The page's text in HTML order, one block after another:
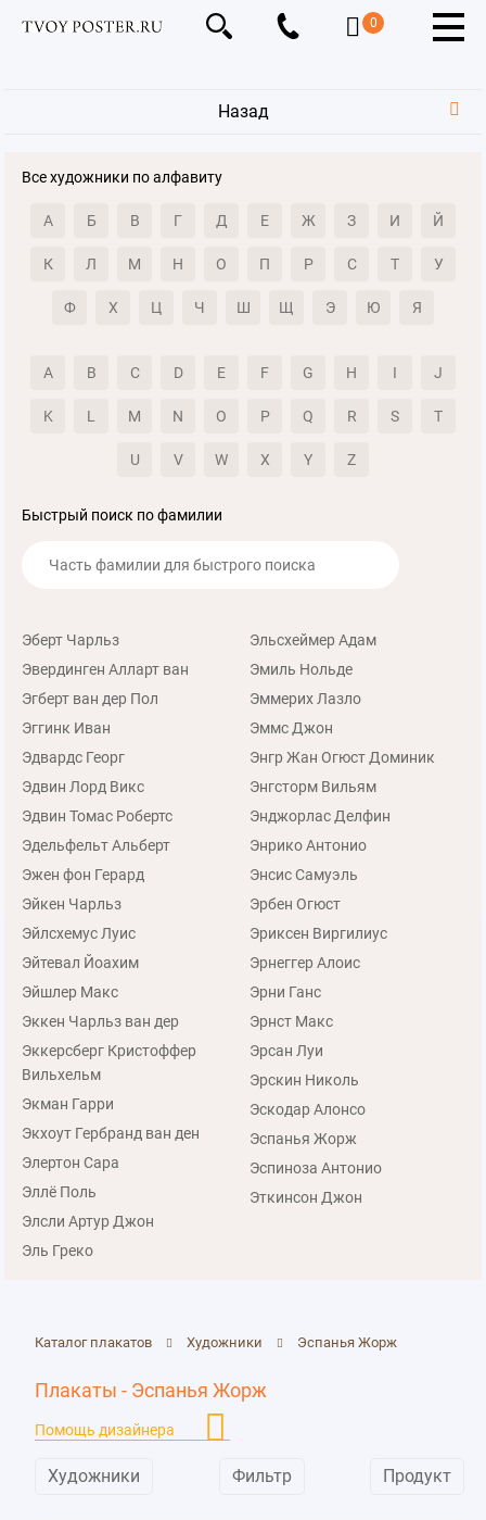
0
Назад
Все художники по алфавиту
А Б В Г Д Е Ж З И Й
К Л М Н О П Р С Т У
Ф Х Ц Ч Ш Щ Э Ю Я
A B C D E F G H I J
K L M N O P Q R S T
U V W X Y Z
Быстрый поиск по фамилии
Эберт Чарльз
Эвердинген Алларт ван
Эгберт ван дер Пол
Эггинк Иван
Эдвардс Георг
Эдвин Лорд Викс
Эдвин Томас Робертс
Эдельфельт Альберт
Эжен фон Герард
Эйкен Чарльз
Эйлсхемус Луис
Эйтевал Йоахим
Эйшлер Макс
Эккен Чарльз ван дер
Эккерсберг Кристоффер
Вильхельм
Экман Гарри
Экхоут Гербранд ван ден
Элертон Сара
Эллё Поль
Элсли Артур Джон
Эль Греко
Эльсхеймер Адам
Эмиль Нольде
Эммерих Лазло
Эммс Джон
Энгр Жан Огюст Доминик
Энгсторм Вильям
Энджорлас Делфин
Энрико Антонио
Энсис Самуэль
Эрбен Огюст
Эриксен Виргилиус
Эрнеггер Алоис
Эрни Ганс
Эрнст Макс
Эрсан Луи
Эрскин Николь
Эскодар Алонсо
Эспанья Жорж
Эспиноза Антонио
Эткинсон Джон
Каталог плакатов Художники Эспанья Жорж
Плакаты - Эспанья Жорж
Помощь дизайнера
Художники Фильтр Продукт